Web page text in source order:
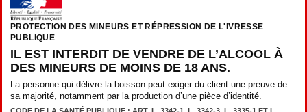
PROTECTION DES MINEURS ET RÉPRESSION DE L'IVRESSE
PUBLIQUE
IL EST INTERDIT DE VENDRE DE L’ALCOOL À
DES MINEURS DE MOINS DE 18 ANS.
La personne qui délivre la boisson peut exiger du client une preuve de
sa majorité, notamment par la production d’une pièce d’identité.